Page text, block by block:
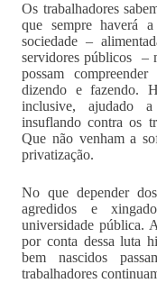
Os trabalhadores
que sempre haverá
sociedade –
servidores públicos –
possam
dizendo e fazendo.
inclusive, ajudado a
insuflando contra os
Que não venham a
privatização.
No que depender
agredidos e
universidade pública.
por conta dessa luta
bem nascidos
trabalhadores